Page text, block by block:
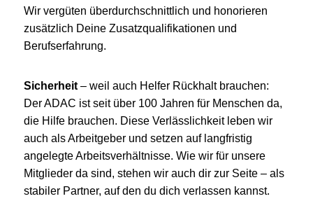
Wir vergüten überdurchschnittlich und honorieren
zusätzlich Deine Zusatzqualifikationen und
Berufserfahrung.
Sicherheit – weil auch Helfer Rückhalt brauchen:
Der ADAC ist seit über 100 Jahren für Menschen da,
die Hilfe brauchen. Diese Verlässlichkeit leben wir
auch als Arbeitgeber und setzen auf langfristig
angelegte Arbeitsverhältnisse. Wie wir für unsere
Mitglieder da sind, stehen wir auch dir zur Seite – als
stabiler Partner, auf den du dich verlassen kannst.